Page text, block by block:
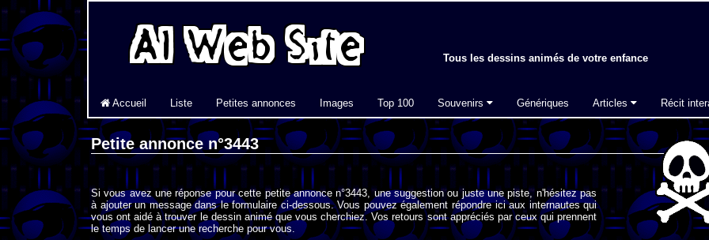
Tous les dessins animés de votre enfance
Accueil Liste Petites annonces Images Top 100 Souvenirs Génériques Articles Récit
Petite annonce n°3443
Si vous avez une réponse pour cette petite annonce n°3443, une suggestion ou juste une piste, n'hésitez pas
à ajouter un message dans le formulaire ci-dessous. Vous pouvez également répondre ici aux internautes qui
vous ont aidé à trouver le dessin animé que vous cherchiez. Vos retours sont appréciés par ceux qui prennent
le temps de lancer une recherche pour vous.